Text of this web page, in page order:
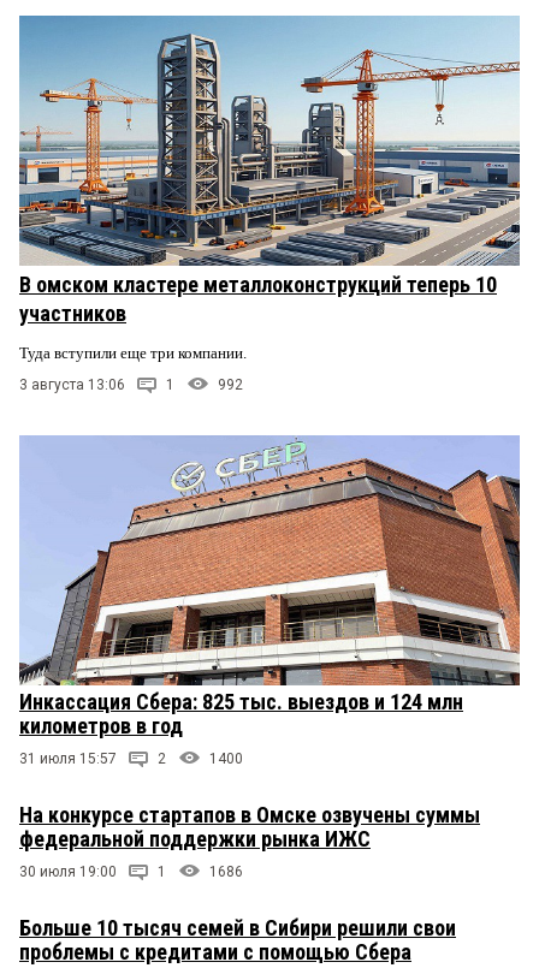
В омском кластере металлоконструкций теперь 10
участников
Туда вступили еще три компании.
3 августа 13:06 1 992
Инкассация Сбера: 825 тыс. выездов и 124 млн
километров в год
31 июля 15:57 2 1400
На конкурсе стартапов в Омске озвучены суммы
федеральной поддержки рынка ИЖС
30 июля 19:00 1 1686
Больше 10 тысяч семей в Сибири решили свои
проблемы с кредитами с помощью Сбера